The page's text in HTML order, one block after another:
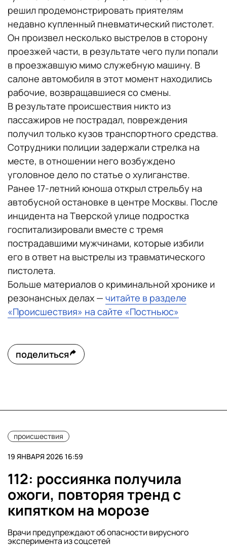
решил продемонстрировать приятелям
недавно купленный пневматический пистолет.
Он произвел несколько выстрелов в сторону
проезжей части, в результате чего пули попали
в проезжавшую мимо служебную машину. В
салоне автомобиля в этот момент находились
рабочие, возвращавшиеся со смены.
В результате происшествия никто из
пассажиров не пострадал, повреждения
получил только кузов транспортного средства.
Сотрудники полиции задержали стрелка на
месте, в отношении него возбуждено
уголовное дело по статье о хулиганстве.
Ранее 17-летний юноша открыл стрельбу на
автобусной остановке в центре Москвы. После
инцидента на Тверской улице подростка
госпитализировали вместе с тремя
пострадавшими мужчинами, которые избили
его в ответ на выстрелы из травматического
пистолета.
Больше материалов о криминальной хронике и
резонансных делах — читайте в разделе
«Происшествия» на сайте «Постньюс»
поделиться
происшествия
19 ЯНВАРЯ 2026 16:59
112: россиянка получила
ожоги, повторяя тренд с
кипятком на морозе
Врачи предупреждают об опасности вирусного
эксперимента из соцсетей